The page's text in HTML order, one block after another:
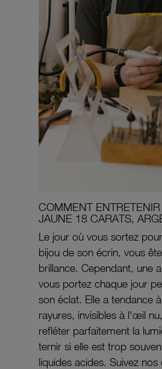
COMMENT
JAUNE 18 CARATS,
Le jour où vous sortez
bijou de son écrin, vous
brillance. Cependant, une
vous portez chaque jour
son éclat. Elle a tendance
rayures, invisibles à l'œil
refléter parfaitement la
ternir si elle est trop
liquides acides. Suivez